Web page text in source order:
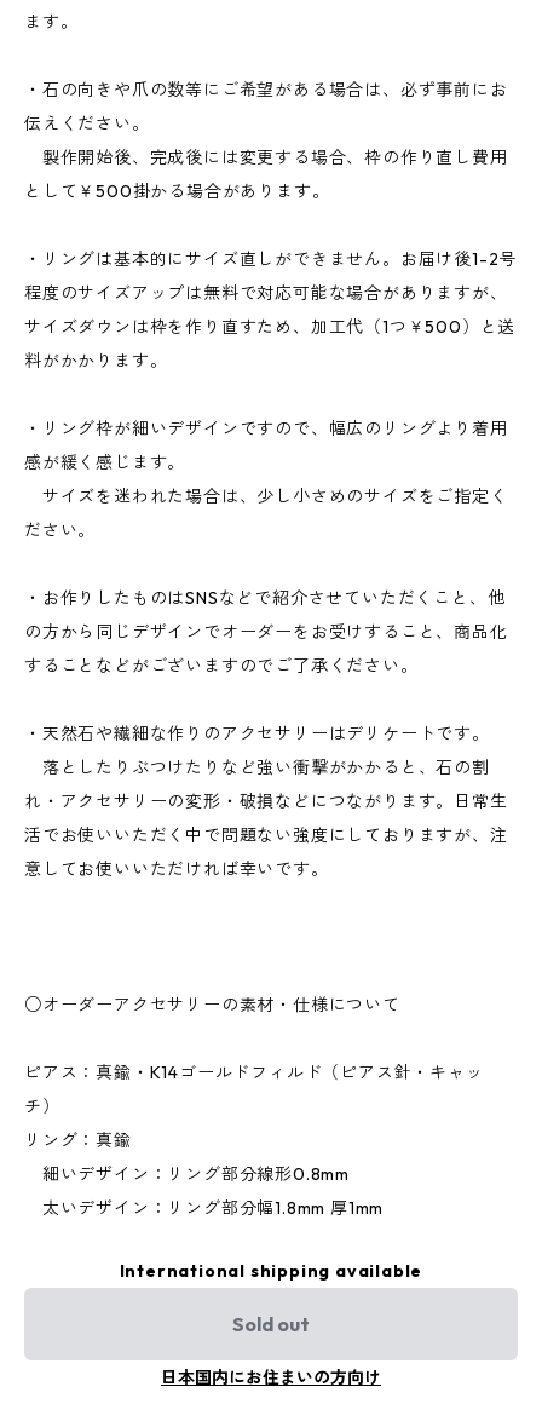
ます。
・石の向きや爪の数等にご希望がある場合は、必ず事前にお
伝えください。
製作開始後、完成後には変更する場合、枠の作り直し費用
として￥500掛かる場合があります。
・リングは基本的にサイズ直しができません。お届け後1-2号
程度のサイズアップは無料で対応可能な場合がありますが、
サイズダウンは枠を作り直すため、加工代（1つ￥500）と送
料がかかります。
・リング枠が細いデザインですので、幅広のリングより着用
感が緩く感じます。
サイズを迷われた場合は、少し小さめのサイズをご指定く
ださい。
・お作りしたものはSNSなどで紹介させていただくこと、他
の方から同じデザインでオーダーをお受けすること、商品化
することなどがございますのでご了承ください。
・天然石や繊細な作りのアクセサリーはデリケートです。
落としたりぶつけたりなど強い衝撃がかかると、石の割
れ・アクセサリーの変形・破損などにつながります。日常生
活でお使いいただく中で問題ない強度にしておりますが、注
意してお使いいただければ幸いです。
○オーダーアクセサリーの素材・仕様について
ピアス：真鍮・K14ゴールドフィルド（ピアス針・キャッ
チ）
リング：真鍮
細いデザイン：リング部分線形0.8mm
太いデザイン：リング部分幅1.8mm 厚1mm
International shipping available
Sold out
日本国内にお住まいの方向け